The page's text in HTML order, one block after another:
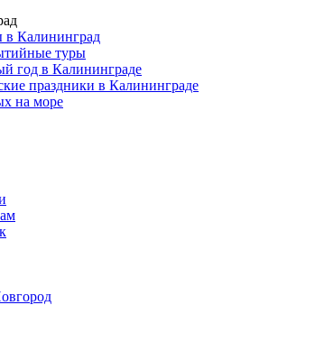
в Калининград
туры
год в Калининграде
праздники в Калининграде
на море